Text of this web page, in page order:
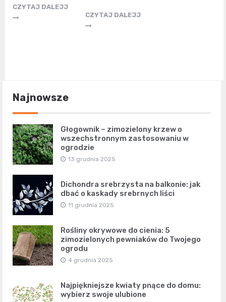
CZYTAJ DALEJJ
CZYTAJ DALEJJ
Najnowsze
Głogownik – zimozielony krzew o
wszechstronnym zastosowaniu w
ogrodzie
13 grudnia 2025
Dichondra srebrzysta na balkonie: jak
dbać o kaskady srebrnych liści
11 grudnia 2025
Rośliny okrywowe do cienia: 5
zimozielonych pewniaków do Twojego
ogrodu
4 grudnia 2025
Najpiękniejsze kwiaty pnące do domu:
wybierz swoje ulubione